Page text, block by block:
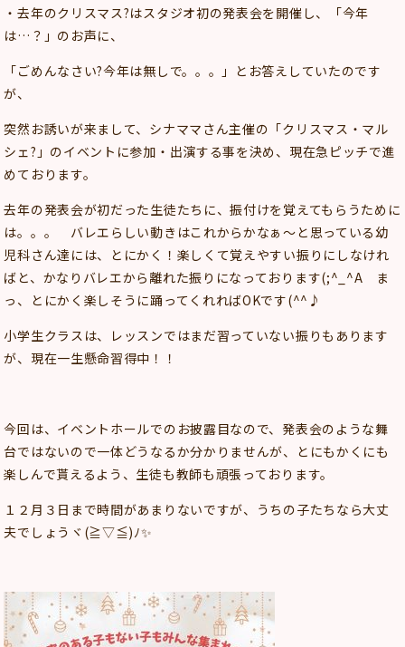
・去年のクリスマス?はスタジオ初の発表会を開催し、「今年
は…？」のお声に、
「ごめんなさい?今年は無しで。。。」とお答えしていたのです
が、
突然お誘いが来まして、シナママさん主催の「クリスマス・マル
シェ?」のイベントに参加・出演する事を決め、現在急ピッチで進
めております。
去年の発表会が初だった生徒たちに、振付けを覚えてもらうために
は。。。 バレエらしい動きはこれからかなぁ～と思っている幼
児科さん達には、とにかく！楽しくて覚えやすい振りにしなけれ
ばと、かなりバレエから離れた振りになっております(;^_^A ま
っ、とにかく楽しそうに踊ってくれればOKです(^^♪
小学生クラスは、レッスンではまだ習っていない振りもあります
が、現在一生懸命習得中！！
今回は、イベントホールでのお披露目なので、発表会のような舞
台ではないので一体どうなるか分かりませんが、とにもかくにも
楽しんで貰えるよう、生徒も教師も頑張っております。
１２月３日まで時間があまりないですが、うちの子たちなら大丈
夫でしょうヾ(≧▽≦)ﾉ✨